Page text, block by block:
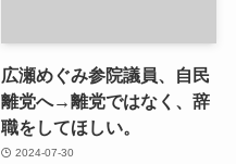
広瀬めぐみ参院議員、自民
離党へ→離党ではなく、辞
職をしてほしい。
2024-07-30